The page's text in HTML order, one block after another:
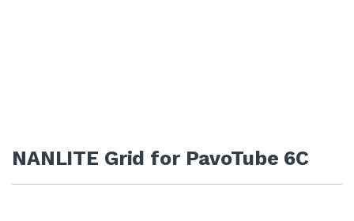
NANLITE Grid for PavoTube 6C